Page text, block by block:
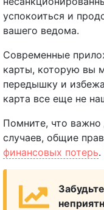
успокоиться и
вашего ведома.
Современные
карты, которую вы
передышку и
карта все еще не
Помните, что
случаев, общие
финансовых потерь.